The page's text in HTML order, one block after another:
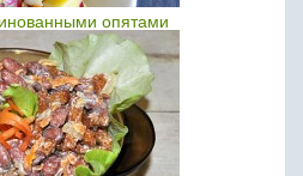
опятами